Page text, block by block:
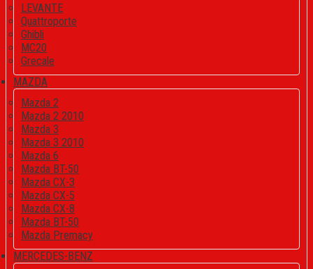
LEVANTE
Quattroporte
Ghibli
MC20
Grecale
MAZDA
Mazda 2
Mazda 2 2010
Mazda 3
Mazda 3 2010
Mazda 6
Mazda BT-50
Mazda CX-3
Mazda CX-5
Mazda CX-8
Mazda BT-50
Mazda Premacy
MERCEDES-BENZ